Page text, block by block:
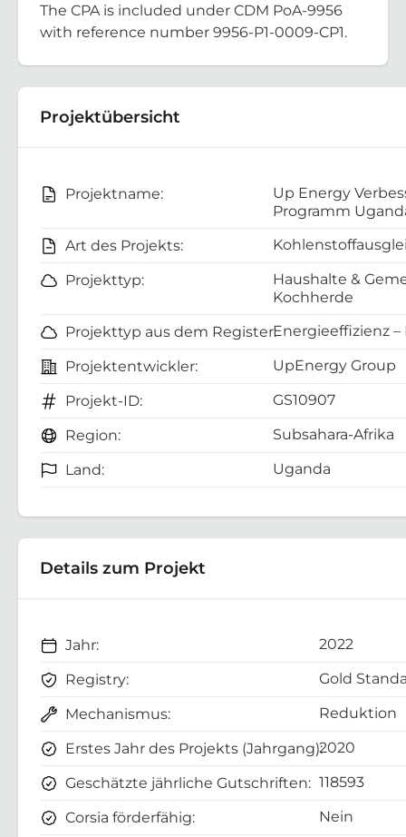
The CPA is included under CDM PoA-9956
with reference number 9956-P1-0009-CP1.
Projektübersicht
Projektname:
Up Energy
Programm
Art des Projekts:
Projekttyp:
Haushalte &
Kochherde
Projekttyp aus dem Register:Energieeffizienz –
Projektentwickler: UpEnergy Group
Projekt-ID: GS10907
Region: Subsahara-Afrika
Land: Uganda
Details zum Projekt
Jahr: 2022
Registry: Gold
Mechanismus: Reduktion
Erstes Jahr des Projekts (Jahrgang):2020
Geschätzte jährliche Gutschriften: 118593
Corsia förderfähig: Nein